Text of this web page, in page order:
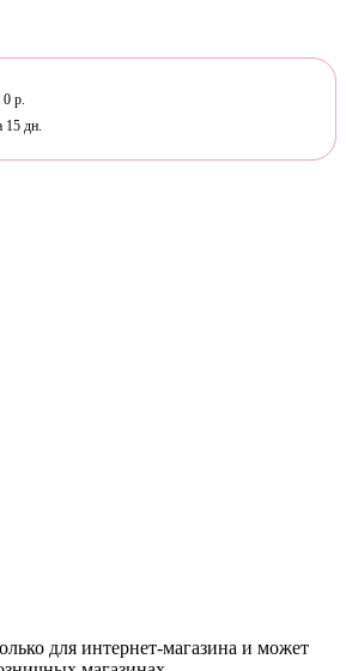
р.
дн.
для интернет-магазина и может